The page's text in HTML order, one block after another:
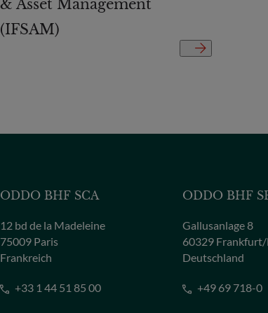
& Asset Management
(IFSAM)
ODDO BHF SCA
12 bd de la Madeleine
75009 Paris
Frankreich
+33 1 44 51 85 00
ODDO BHF
Gallusanlage 8
60329
Deutschland
+49 69 718-0